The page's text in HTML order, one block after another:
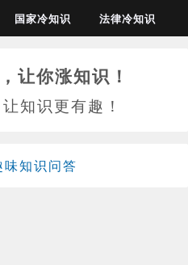
国家冷知识 法律冷知识
让你涨知识！
知识更有趣！
味知识问答